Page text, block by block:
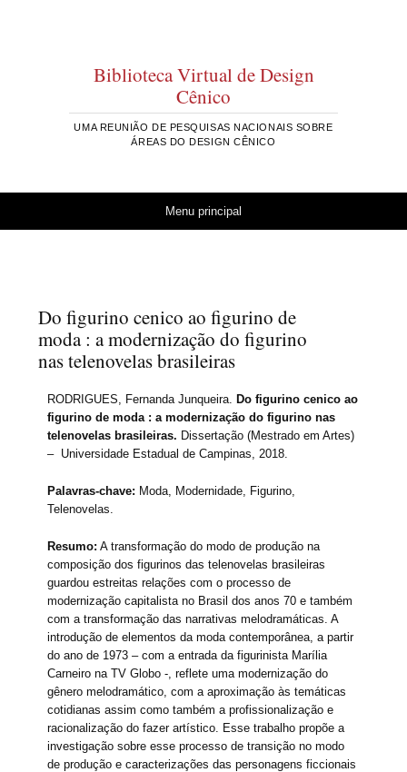
Biblioteca Virtual de Design
Cênico
UMA REUNIÃO DE PESQUISAS NACIONAIS SOBRE
ÁREAS DO DESIGN CÊNICO
Menu principal
Do figurino cenico ao figurino de
moda : a modernização do figurino
nas telenovelas brasileiras
RODRIGUES, Fernanda Junqueira.Do figurino cenico ao
figurino de moda : a modernização do figurino nas
telenovelas brasileiras. Dissertação (Mestrado em Artes)
– Universidade Estadual de Campinas, 2018.
Palavras-chave: Moda, Modernidade, Figurino,
Telenovelas.
Resumo: A transformação do modo de produção na
composição dos figurinos das telenovelas brasileiras
guardou estreitas relações com o processo de
modernização capitalista no Brasil dos anos 70 e também
com a transformação das narrativas melodramáticas. A
introdução de elementos da moda contemporânea, a partir
do ano de 1973 – com a entrada da figurinista Marília
Carneiro na TV Globo -, reflete uma modernização do
gênero melodramático, com a aproximação às temáticas
cotidianas assim como também a profissionalização e
racionalização do fazer artístico. Esse trabalho propõe a
investigação sobre esse processo de transição no modo
de produção e caracterizações das personagens ficcionais